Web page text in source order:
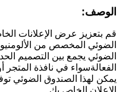
الوصف:
قم بتعزيز عرض الإعلانات
الضوئي المخصص من
الضوئي يجمع بين التصميم
الفعالةسواء في نافذة
يمكن لهذا الصندوق الضوئي
الإعلان الخاص بك.